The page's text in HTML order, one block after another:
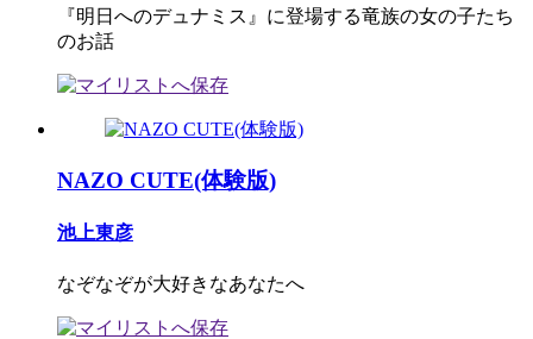
『明日へのデュナミス』に登場する竜族の女の子たち
のお話
NAZO CUTE(体験版)
池上東彦
なぞなぞが大好きなあなたへ